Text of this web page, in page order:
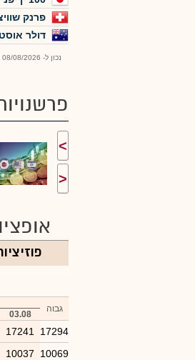
פרנק
דולר
נכון ל- 08/08/2026 03:00
>
<
גבוה
03.08
17294
17241
10069
10037